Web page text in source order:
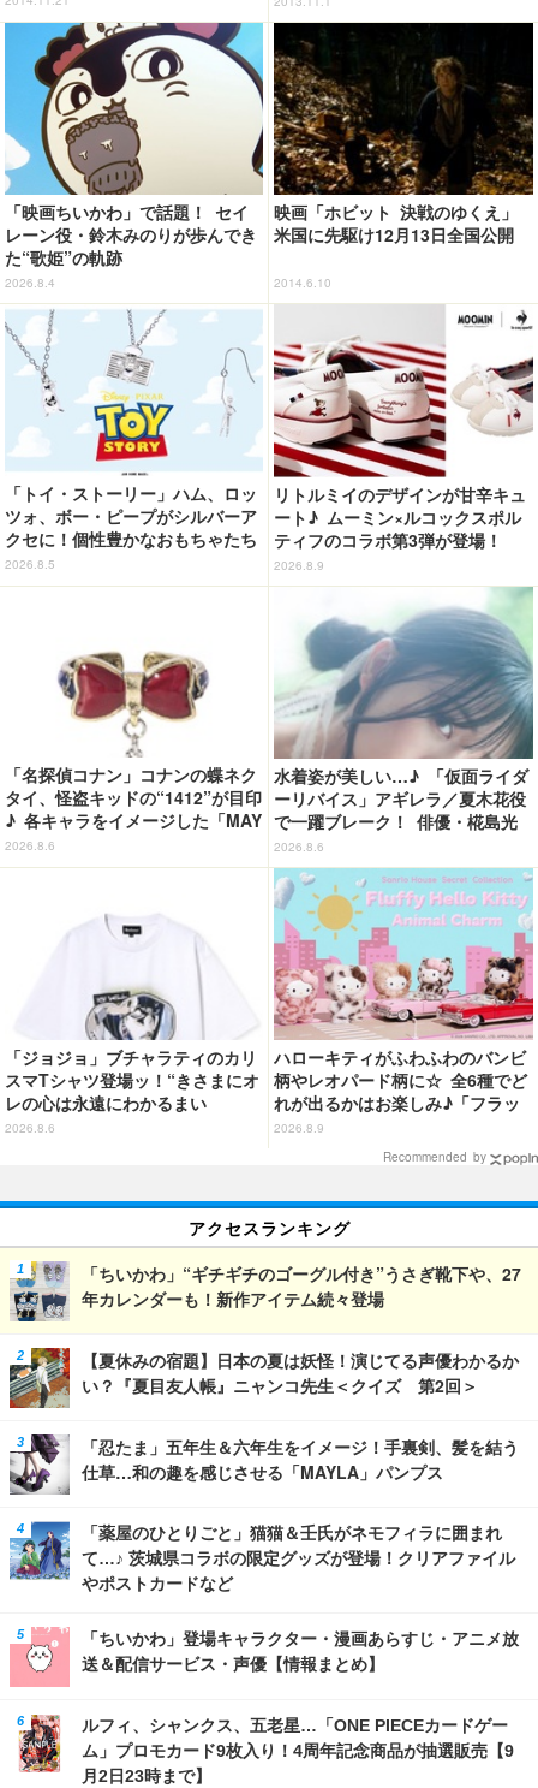
「映画ちいかわ」で話題！ セイ
レーン役・鈴木みのりが歩んでき
た“歌姫”の軌跡
2026.8.4
映画「ホビット 決戦のゆくえ」
米国に先駆け12月13日全国公開
2014.6.10
「トイ・ストーリー」ハム、ロッ
ツォ、ボー・ピープがシルバーア
クセに！個性豊かなおもちゃたち
をオシャレに身につけよう♪
2026.8.5
リトルミイのデザインが甘辛キュ
ート♪ ムーミン×ルコックスポル
ティフのコラボ第3弾が登場！
2026.8.9
「名探偵コナン」コナンの蝶ネク
タイ、怪盗キッドの“1412”が目印
♪ 各キャラをイメージした「MAY
LA」リングセットがセール中
2026.8.6
水着姿が美しい…♪ 「仮面ライダ
ーリバイス」アギレラ／夏木花役
で一躍ブレーク！ 俳優・椛島光
の2nd写真集が予約開始
2026.8.6
「ジョジョ」ブチャラティのカリ
スマTシャツ登場ッ！“きさまにオ
レの心は永遠にわかるまい
ッ！”や感動のクライマックスを
2026.8.6
ハローキティがふわふわのバンビ
柄やレオパード柄に☆ 全6種でど
れが出るかはお楽しみ♪「フラッ
フィーハローキティチャーム」第
2弾登場【8月20日～】
2026.8.9
Recommended by
アクセスランキング
「ちいかわ」“ギチギチのゴーグル付き”うさぎ靴下や、27
年カレンダーも！新作アイテム続々登場
【夏休みの宿題】日本の夏は妖怪！演じてる声優わかるか
い？『夏目友人帳』ニャンコ先生＜クイズ 第2回＞
「忍たま」五年生＆六年生をイメージ！手裏剣、髪を結う
仕草…和の趣を感じさせる「MAYLA」パンプス
「薬屋のひとりごと」猫猫＆壬氏がネモフィラに囲まれ
て…♪ 茨城県コラボの限定グッズが登場！クリアファイル
やポストカードなど
「ちいかわ」登場キャラクター・漫画あらすじ・アニメ放
送＆配信サービス・声優【情報まとめ】
ルフィ、シャンクス、五老星…「ONE PIECEカードゲー
ム」プロモカード9枚入り！4周年記念商品が抽選販売【9
月2日23時まで】